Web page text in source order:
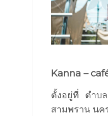
Kanna –
ตั้งอยู่ที่ ตำบ
สามพราน นค